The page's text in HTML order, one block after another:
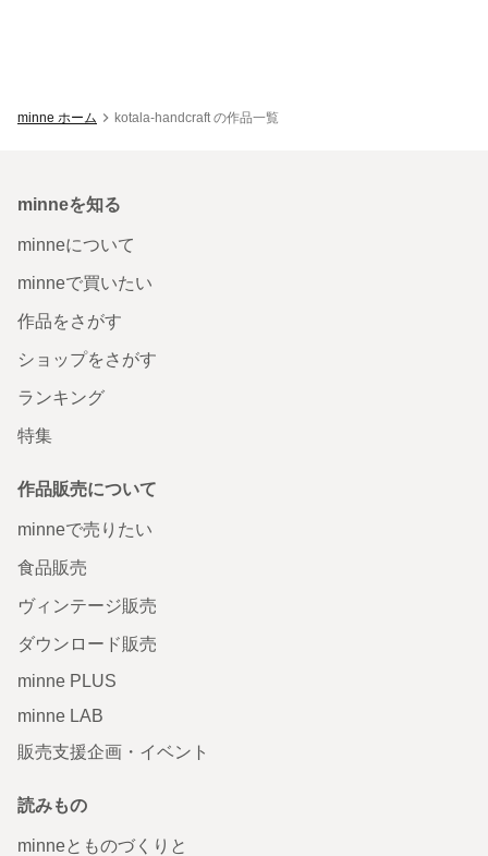
minne ホーム kotala-handcraft の作品一覧
minneを知る
minneについて
minneで買いたい
作品をさがす
ショップをさがす
ランキング
特集
作品販売について
minneで売りたい
食品販売
ヴィンテージ販売
ダウンロード販売
minne PLUS
minne LAB
販売支援企画・イベント
読みもの
minneとものづくりと